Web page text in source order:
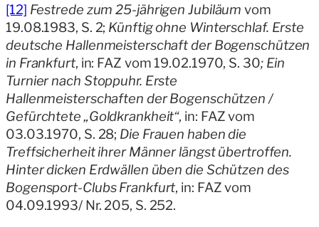
[12] Festrede zum 25-jährigen Jubiläum vom
19.08.1983, S. 2; Künftig ohne Winterschlaf. Erste
deutsche Hallenmeisterschaft der Bogenschützen
in Frankfurt, in: FAZ vom 19.02.1970, S. 30; Ein
Turnier nach Stoppuhr. Erste
Hallenmeisterschaften der Bogenschützen /
Gefürchtete „Goldkrankheit“, in: FAZ vom
03.03.1970, S. 28; Die Frauen haben die
Treffsicherheit ihrer Männer längst übertroffen.
Hinter dicken Erdwällen üben die Schützen des
Bogensport-Clubs Frankfurt, in: FAZ vom
04.09.1993/ Nr. 205, S. 252.